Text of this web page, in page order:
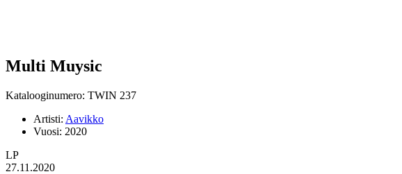
Multi Muysic
Katalooginumero: TWIN 237
Artisti: Aavikko
Vuosi: 2020
LP
27.11.2020